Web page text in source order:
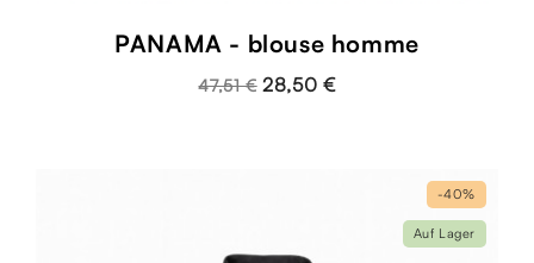
PANAMA - blouse homme
47,51 € 28,50 €
-40%
Auf Lager